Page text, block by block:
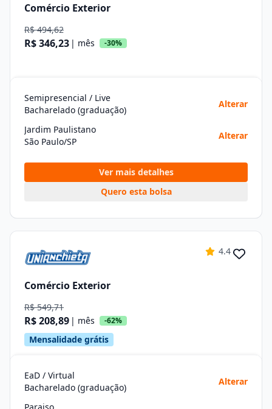
Comércio Exterior
R$ 494,62
R$ 346,23 | mês -30%
Semipresencial / Live
Bacharelado (graduação)
Alterar
Jardim Paulistano
São Paulo/SP
Alterar
Ver mais detalhes
Quero esta bolsa
4.4
Comércio Exterior
R$ 549,71
R$ 208,89 | mês -62%
Mensalidade grátis
EaD / Virtual
Bacharelado (graduação)
Alterar